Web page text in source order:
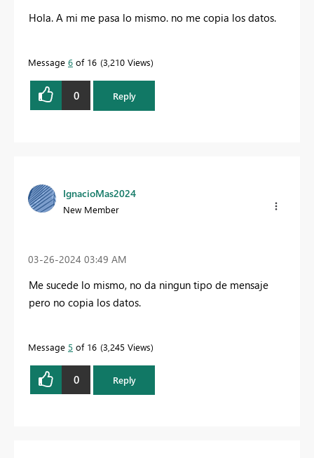
Hola. A mi me pasa lo mismo. no me copia los datos.
Message 6 of 16 3,210 Views
0 Reply
IgnacioMas2024
New Member
‎03-26-2024 03:49 AM
Me sucede lo mismo, no da ningun tipo de mensaje
pero no copia los datos.
Message 5 of 16 3,245 Views
0 Reply